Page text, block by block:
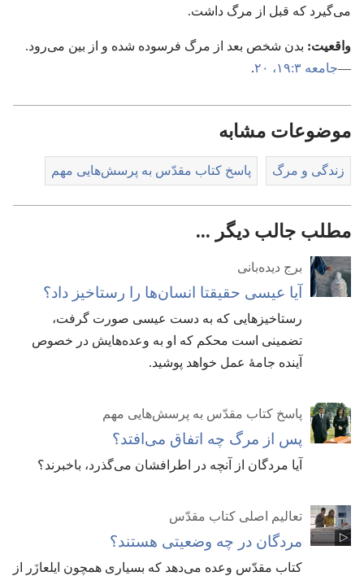
می‌گیرد که قبل از مرگ داشت.‏
واقعیت:‏ بدن شخص بعد از مرگ فرسوده شده و از بین می‌رود.‏
—‏جامعه ۳:‏۱۹،‏ ۲۰ .‏
موضوعات مشابه
زندگی و مرگ پاسخ کتاب مقدّس به پرسش‌هایی مهم
مطلب جالب دیگر ...
برج دیده‌بانی
آیا عیسی حقیقتا انسان‌ها را رستاخیز داد؟‏
رستاخیزهایی که به دست عیسی صورت گرفت،‏
تضمینی است محکم که او به وعده‌هایش در خصوص
آینده جامهٔ عمل خواهد پوشید.‏
پاسخ کتاب مقدّس به پرسش‌هایی مهم
پس از مرگ چه اتفاق می‌افتد؟‏
آیا مردگان از آنچه در اطرافشان می‌گذرد،‏ باخبرند؟‏
تعالیم اصلی کتاب مقدّس
مردگان در چه وضعیتی هستند؟‏
کتاب مقدّس وعده می‌دهد که بسیاری همچون ایلعازَر از